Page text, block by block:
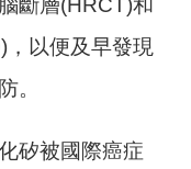
斷層(HRCT)和
以便及早發現
。
矽被國際癌症